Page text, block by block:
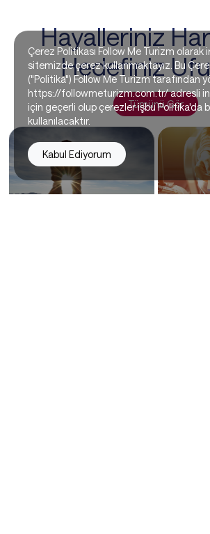
Hayalleriniz
Hedefiniz
Tümünü Gör
Çerez Politikası Follow Me Turizm olarak
sitemizde çerez kullanmaktayız. Bu
("Politika") Follow Me Turizm tarafından
https://followmeturizm.com.tr/ adresli
için geçerli olup çerezler işbu Politika'da
kullanılacaktır.
Kabul Ediyorum